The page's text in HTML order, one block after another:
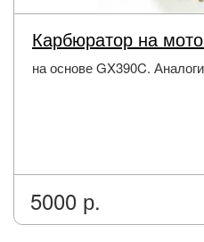
Карбюратор на
на основе GX390C.
5000 р.